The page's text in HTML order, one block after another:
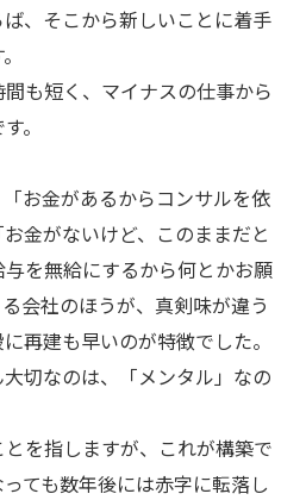
、そこから新しいことに着手
も短く、マイナスの仕事から
。
お金があるからコンサルを依
金がないけど、このままだと
を無給にするから何とかお願
会社のほうが、真剣味が違う
再建も早いのが特徴でした。
切なのは、「メンタル」なの
を指しますが、これが構築で
ても数年後には赤字に転落し